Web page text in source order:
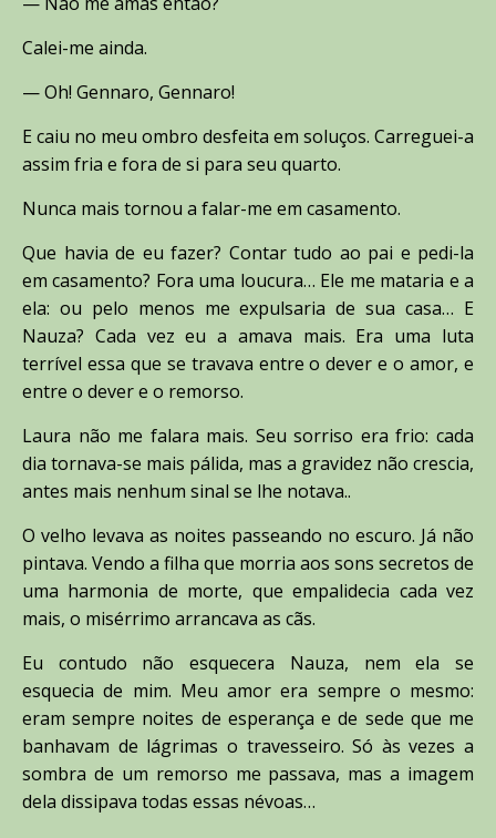
Calei-me ainda.
— Oh! Gennaro, Gennaro!
E caiu no meu ombro desfeita em soluços. Carreguei-a
assim fria e fora de si para seu quarto.
Nunca mais tornou a falar-me em casamento.
Que havia de eu fazer? Contar tudo ao pai e pedi-la
em casamento? Fora uma loucura… Ele me mataria e a
ela: ou pelo menos me expulsaria de sua casa… E
Nauza? Cada vez eu a amava mais. Era uma luta
terrível essa que se travava entre o dever e o amor, e
entre o dever e o remorso.
Laura não me falara mais. Seu sorriso era frio: cada
dia tornava-se mais pálida, mas a gravidez não crescia,
antes mais nenhum sinal se lhe notava..
O velho levava as noites passeando no escuro. Já não
pintava. Vendo a filha que morria aos sons secretos de
uma harmonia de morte, que empalidecia cada vez
mais, o misérrimo arrancava as cãs.
Eu contudo não esquecera Nauza, nem ela se
esquecia de mim. Meu amor era sempre o mesmo:
eram sempre noites de esperança e de sede que me
banhavam de lágrimas o travesseiro. Só às vezes a
sombra de um remorso me passava, mas a imagem
dela dissipava todas essas névoas…